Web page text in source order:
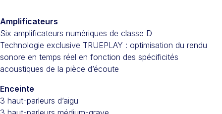
Amplificateurs
Six amplificateurs numériques de classe D
Technologie exclusive TRUEPLAY : optimisation du rendu
sonore en temps réel en fonction des spécificités
acoustiques de la pièce d’écoute
Enceinte
3 haut-parleurs d’aigu